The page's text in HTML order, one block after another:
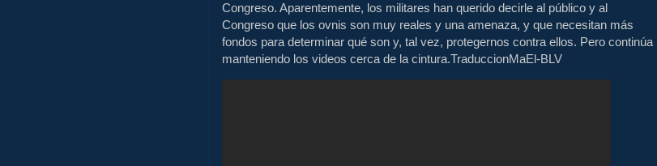
Congreso. Aparentemente, los militares han querido decirle al público y al
Congreso que los ovnis son muy reales y una amenaza, y que necesitan más
fondos para determinar qué son y, tal vez, protegernos contra ellos. Pero continúa
manteniendo los videos cerca de la cintura.TraduccionMaEl-BLV